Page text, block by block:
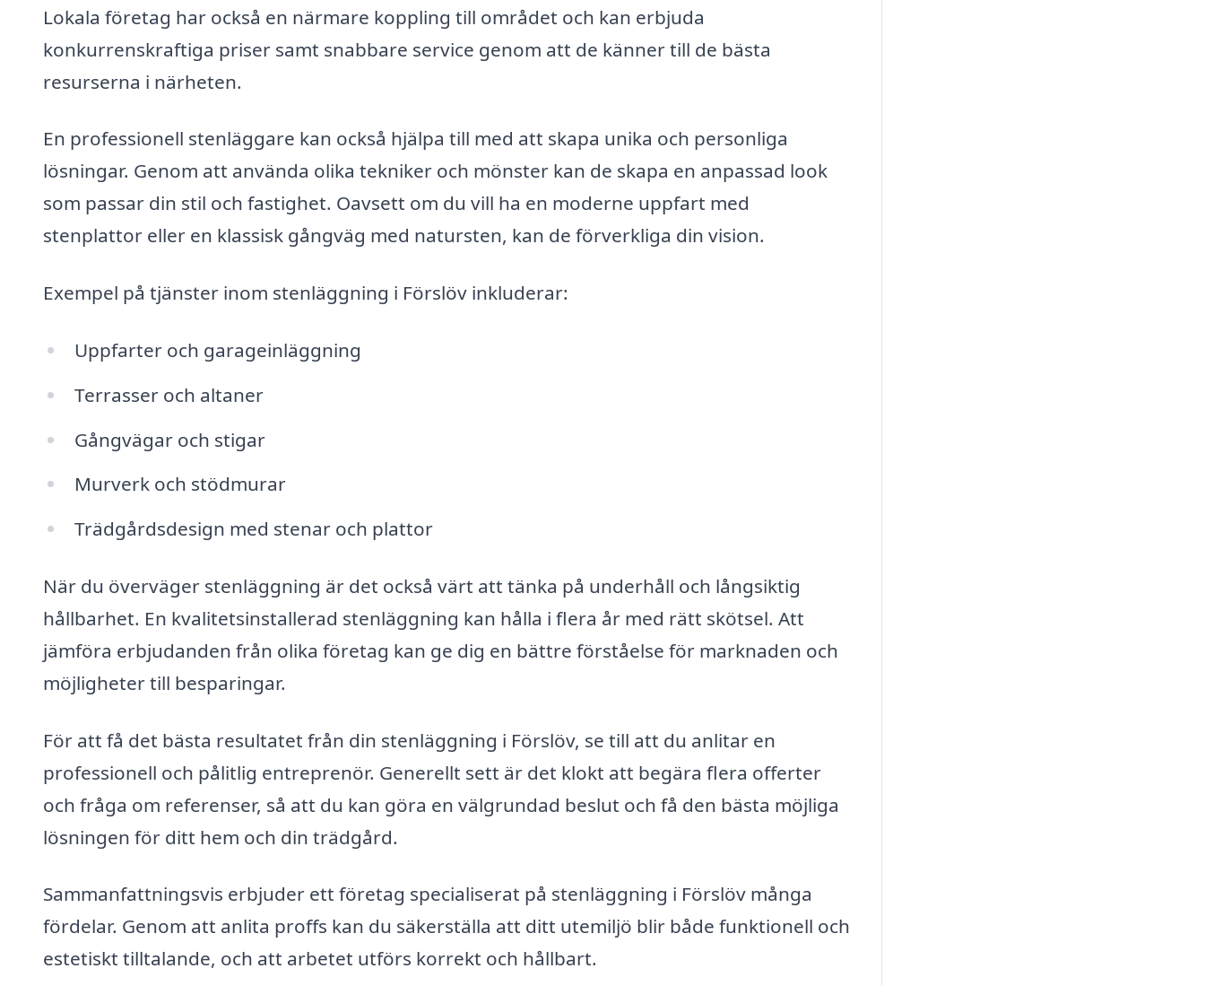
Lokala företag har också en närmare koppling till området och kan erbjuda
konkurrenskraftiga priser samt snabbare service genom att de känner till de bästa
resurserna i närheten.
En professionell stenläggare kan också hjälpa till med att skapa unika och personliga
lösningar. Genom att använda olika tekniker och mönster kan de skapa en anpassad look
som passar din stil och fastighet. Oavsett om du vill ha en moderne uppfart med
stenplattor eller en klassisk gångväg med natursten, kan de förverkliga din vision.
Exempel på tjänster inom stenläggning i Förslöv inkluderar:
Uppfarter och garageinläggning
Terrasser och altaner
Gångvägar och stigar
Murverk och stödmurar
Trädgårdsdesign med stenar och plattor
När du överväger stenläggning är det också värt att tänka på underhåll och långsiktig
hållbarhet. En kvalitetsinstallerad stenläggning kan hålla i flera år med rätt skötsel. Att
jämföra erbjudanden från olika företag kan ge dig en bättre förståelse för marknaden och
möjligheter till besparingar.
För att få det bästa resultatet från din stenläggning i Förslöv, se till att du anlitar en
professionell och pålitlig entreprenör. Generellt sett är det klokt att begära flera offerter
och fråga om referenser, så att du kan göra en välgrundad beslut och få den bästa möjliga
lösningen för ditt hem och din trädgård.
Sammanfattningsvis erbjuder ett företag specialiserat på stenläggning i Förslöv många
fördelar. Genom att anlita proffs kan du säkerställa att ditt utemiljö blir både funktionell och
estetiskt tilltalande, och att arbetet utförs korrekt och hållbart.